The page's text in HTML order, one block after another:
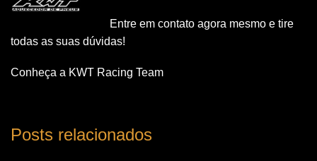
Entre em contato agora mesmo e tire
todas as suas dúvidas!
Conheça a KWT Racing Team
Posts relacionados